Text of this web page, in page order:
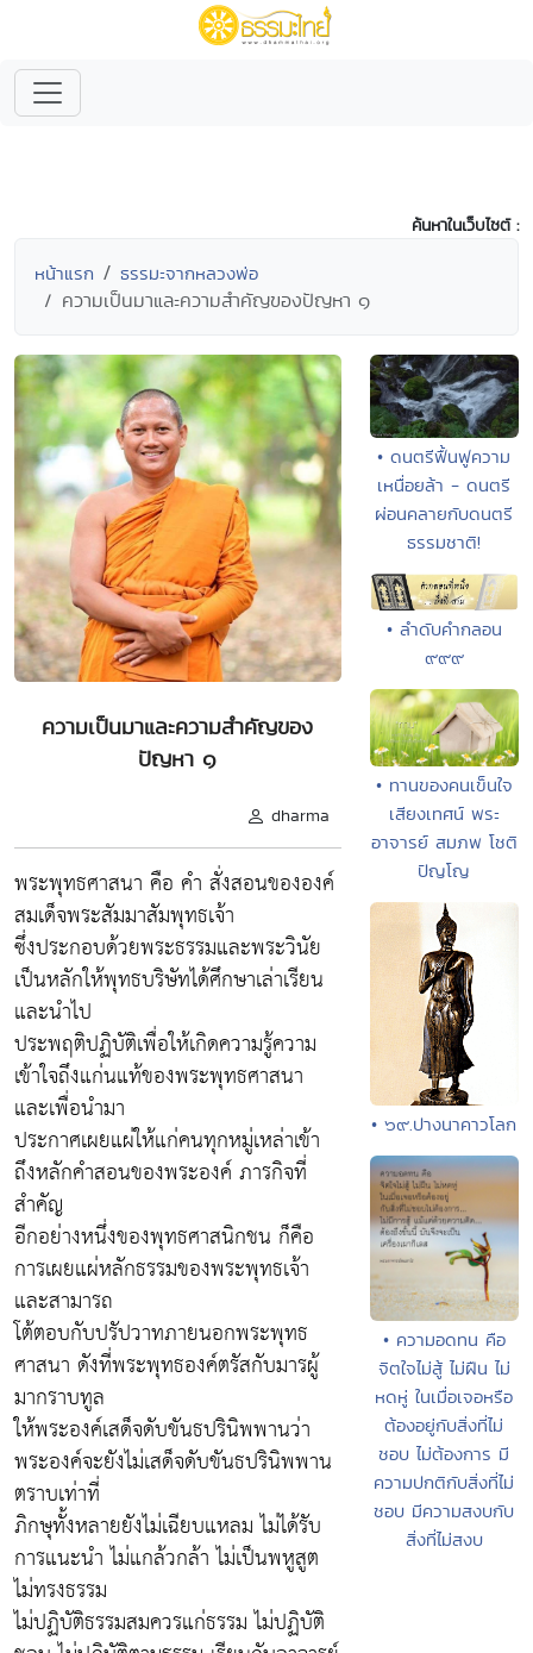
ค้นหาในเว็บไซต์ :
หน้าแรก ธรรมะจากหลวงพ่อ
ความเป็นมาและความสำคัญของปัญหา ๑
ความเป็นมาและความสำคัญของ
ปัญหา ๑
dharma
พระพุทธศาสนา คือ คำ สั่งสอนขององค์
สมเด็จพระสัมมาสัมพุทธเจ้า
ซึ่งประกอบด้วยพระธรรมและพระวินัย
เป็นหลักให้พุทธบริษัทได้ศึกษาเล่าเรียน
และนำไป
ประพฤติปฏิบัติเพื่อให้เกิดความรู้ความ
เข้าใจถึงแก่นแท้ของพระพุทธศาสนา
และเพื่อนำมา
ประกาศเผยแผ่ให้แก่คนทุกหมู่เหล่าเข้า
ถึงหลักคำสอนของพระองค์ ภารกิจที่
สำคัญ
อีกอย่างหนึ่งของพุทธศาสนิกชน ก็คือ
การเผยแผ่หลักธรรมของพระพุทธเจ้า
และสามารถ
โต้ตอบกับปรัปวาทภายนอกพระพุทธ
ศาสนา ดังที่พระพุทธองค์ตรัสกับมารผู้
มากราบทูล
ให้พระองค์เสด็จดับขันธปรินิพพานว่า
พระองค์จะยังไม่เสด็จดับขันธปรินิพพาน
ตราบเท่าที่
ภิกษุทั้งหลายยังไม่เฉียบแหลม ไม่ได้รับ
การแนะนำ ไม่แกล้วกล้า ไม่เป็นพหูสูต
ไม่ทรงธรรม
ไม่ปฏิบัติธรรมสมควรแก่ธรรม ไม่ปฏิบัติ
• ดนตรีฟื้นฟูความ
เหนื่อยล้า - ดนตรี
ผ่อนคลายกับดนตรี
ธรรมชาติ!
• ลำดับคำกลอน
๙๙๙
• ทานของคนเข็นใจ
เสียงเทศน์ พระ
อาจารย์ สมภพ โชติ
ปัญโญ
• ๖๙.ปางนาคาวโลก
• ความอดทน คือ
จิตใจไม่สู้ ไม่ฝืน ไม่
หดหู่ ในเมื่อเจอหรือ
ต้องอยู่กับสิ่งที่ไม่
ชอบ ไม่ต้องการ มี
ความปกติกับสิ่งที่ไม่
ชอบ มีความสงบกับ
สิ่งที่ไม่สงบ